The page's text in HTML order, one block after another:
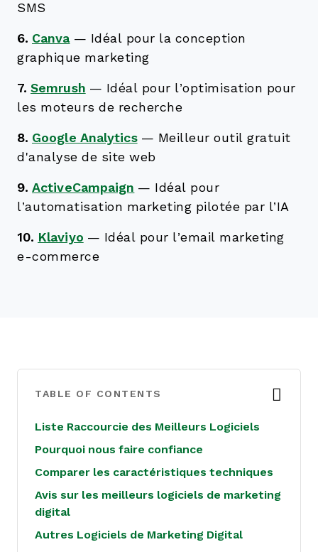
SMS
6. Canva — Idéal pour la conception
graphique marketing
7. Semrush — Idéal pour l’optimisation pour
les moteurs de recherche
8. Google Analytics — Meilleur outil gratuit
d'analyse de site web
9. ActiveCampaign — Idéal pour
l’automatisation marketing pilotée par l’IA
10. Klaviyo — Idéal pour l’email marketing
e-commerce
TABLE OF CONTENTS
Liste Raccourcie des Meilleurs Logiciels
Pourquoi nous faire confiance
Comparer les caractéristiques techniques
Avis sur les meilleurs logiciels de marketing
digital
Autres Logiciels de Marketing Digital